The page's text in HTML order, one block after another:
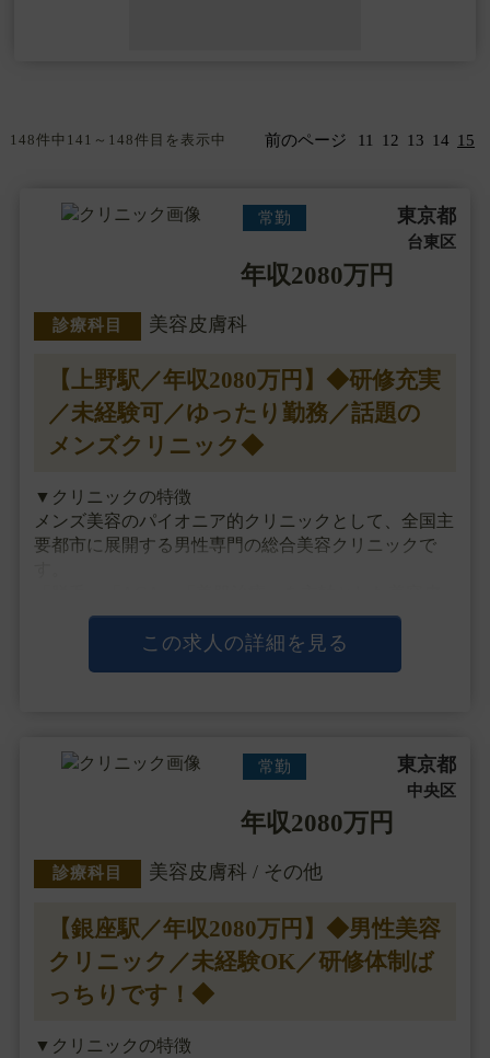
148件中141～148件目を表示中 前のページ 11 12 13 14 15
常勤 東京都
台東区
年収2080万円
診療科目 美容皮膚科
【上野駅／年収2080万円】◆研修充実
／未経験可／ゆったり勤務／話題の
メンズクリニック◆
▼クリニックの特徴
メンズ美容のパイオニア的クリニックとして、全国主
要都市に展開する男性専門の総合美容クリニックで
膚科メニューを中心に診療を行っていますが、
最近では一部の院で注入治療や目元整形、男性器治療
など外科メニューも手掛け、
この求人の詳細を見る
常勤 東京都
中央区
年収2080万円
診療科目 美容皮膚科 / その他
【銀座駅／年収2080万円】◆男性美容
クリニック／未経験OK／研修体制ば
っちりです！◆
▼クリニックの特徴